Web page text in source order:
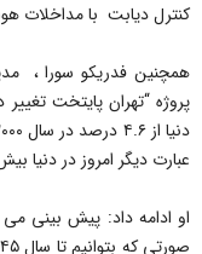
کنترل دیابت با مداخلات
همچنین فدریکو سورا ،
پروژه “تهران پایتخت
عبارت دیگر امروز در دنیا بیش از ۴۰۰ میلیون نفر با دیابت زندگی